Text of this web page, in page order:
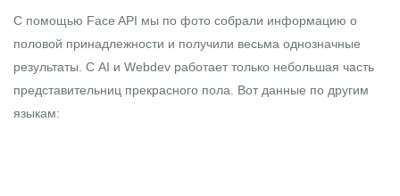
С помощью Face API мы по фото собрали информацию о
половой принадлежности и получили весьма однозначные
результаты. С AI и Webdev работает только небольшая часть
представительниц прекрасного пола. Вот данные по другим
языкам: